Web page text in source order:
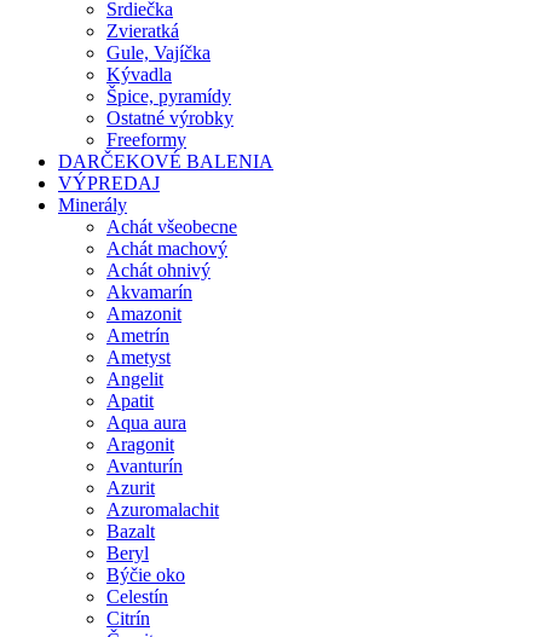
Srdiečka
Zvieratká
Gule, Vajíčka
Kývadla
Špice, pyramídy
Ostatné výrobky
Freeformy
DARČEKOVÉ BALENIA
VÝPREDAJ
Minerály
Achát všeobecne
Achát machový
Achát ohnivý
Akvamarín
Amazonit
Ametrín
Ametyst
Angelit
Apatit
Aqua aura
Aragonit
Avanturín
Azurit
Azuromalachit
Bazalt
Beryl
Býčie oko
Celestín
Citrín